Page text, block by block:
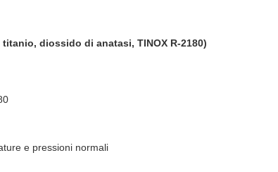
diossido di anatasi, TINOX R-2180)
e pressioni normali